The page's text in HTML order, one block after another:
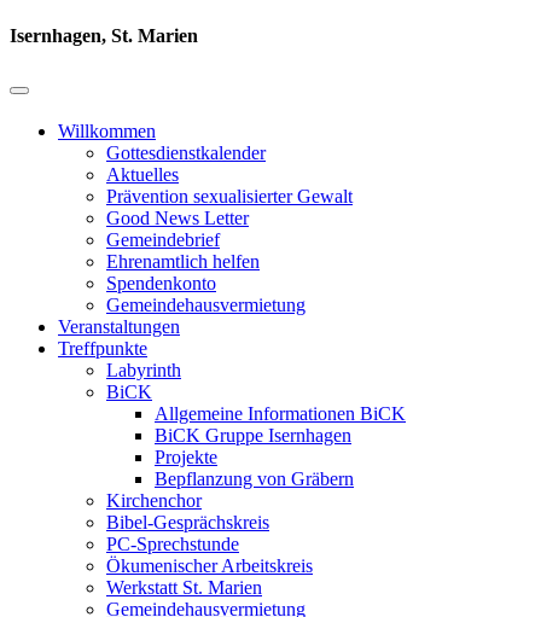
Isernhagen, St. Marien
Willkommen
Gottesdienstkalender
Aktuelles
Prävention sexualisierter Gewalt
Good News Letter
Gemeindebrief
Ehrenamtlich helfen
Spendenkonto
Gemeindehausvermietung
Veranstaltungen
Treffpunkte
Labyrinth
BiCK
Allgemeine Informationen BiCK
BiCK Gruppe Isernhagen
Projekte
Bepflanzung von Gräbern
Kirchenchor
Bibel-Gesprächskreis
PC-Sprechstunde
Ökumenischer Arbeitskreis
Werkstatt St. Marien
Gemeindehausvermietung